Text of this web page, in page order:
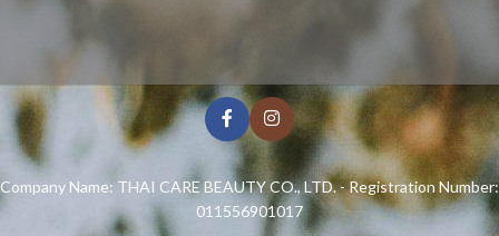
Company Name: THAI CARE BEAUTY CO., LTD. - Registration Number:
011556901017